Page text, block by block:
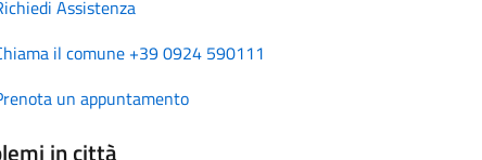
Assistenza
il comune +39 0924 590111
un appuntamento
in città